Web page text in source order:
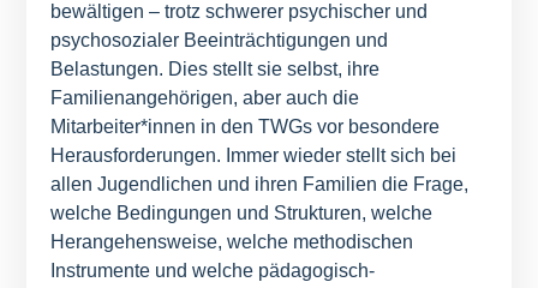
bewältigen – trotz schwerer psychischer und
psychosozialer Beeinträchtigungen und
Belastungen. Dies stellt sie selbst, ihre
Familienangehörigen, aber auch die
Mitarbeiter*innen in den TWGs vor besondere
Herausforderungen. Immer wieder stellt sich bei
allen Jugendlichen und ihren Familien die Frage,
welche Bedingungen und Strukturen, welche
Herangehensweise, welche methodischen
Instrumente und welche pädagogisch-